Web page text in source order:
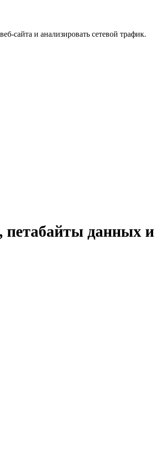
сайта и анализировать сетевой трафик.
данных